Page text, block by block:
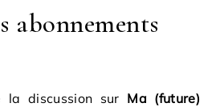
abonnements
la discussion sur Ma (future)